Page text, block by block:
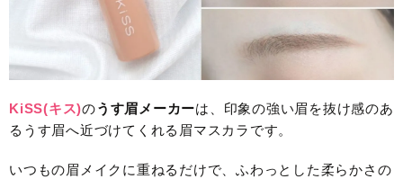
KiSS(キス)のうす眉メーカーは、印象の強い眉を抜け感のあ
るうす眉へ近づけてくれる眉マスカラです。
いつもの眉メイクに重ねるだけで、ふわっとした柔らかさの